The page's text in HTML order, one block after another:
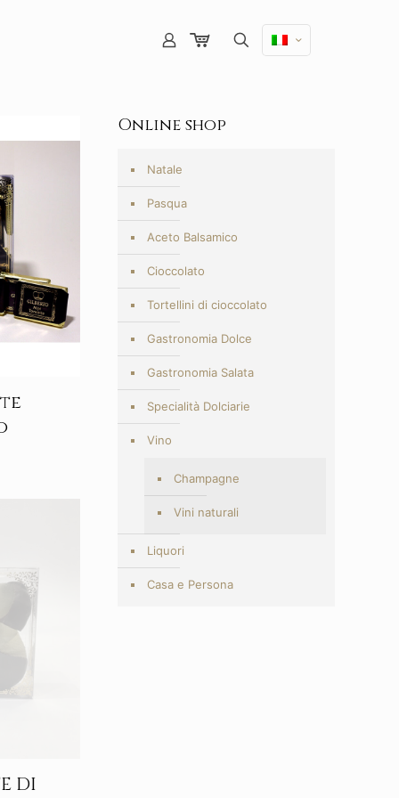
DI
Online shop
Natale
Pasqua
Aceto Balsamico
Cioccolato
Tortellini di cioccolato
Gastronomia Dolce
Gastronomia Salata
Specialità Dolciarie
Vino
Champagne
Vini naturali
Liquori
Casa e Persona